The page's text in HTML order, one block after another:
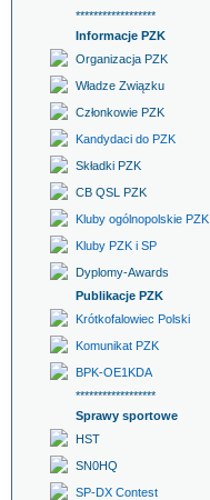
******************
Informacje PZK
Organizacja PZK
Władze Związku
Członkowie PZK
Kandydaci do PZK
Składki PZK
CB QSL PZK
Kluby ogólnopolskie PZK
Kluby PZK i SP
Dyplomy-Awards
Publikacje PZK
Krótkofalowiec Polski
Komunikat PZK
BPK-OE1KDA
******************
Sprawy sportowe
HST
SN0HQ
SP-DX Contest